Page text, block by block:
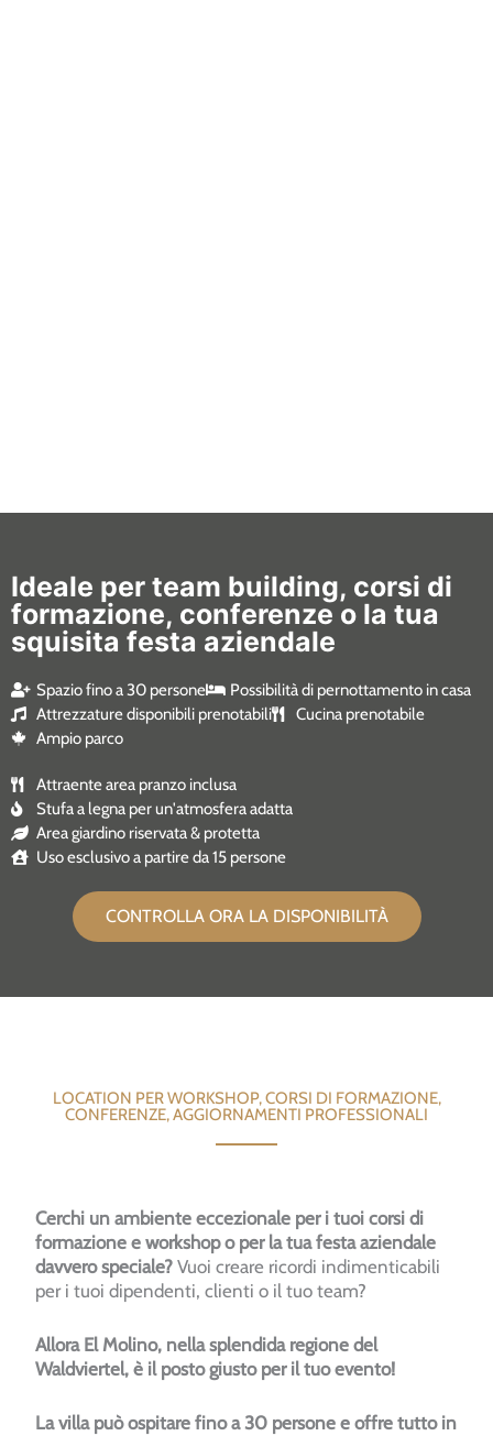
Ideale per team building, corsi di
formazione, conferenze o la tua
squisita festa aziendale
Spazio fino a 30 persone
Possibilità di pernottamento in casa
Attrezzature disponibili prenotabili
Cucina prenotabile
Ampio parco
Attraente area pranzo inclusa
Stufa a legna per un'atmosfera adatta
Area giardino riservata & protetta
Uso esclusivo a partire da 15 persone
CONTROLLA ORA LA DISPONIBILITÀ
LOCATION PER WORKSHOP, CORSI DI FORMAZIONE,
CONFERENZE, AGGIORNAMENTI PROFESSIONALI
Cerchi un ambiente eccezionale per i tuoi corsi di
formazione e workshop o per la tua festa aziendale
davvero speciale? Vuoi creare ricordi indimenticabili
per i tuoi dipendenti, clienti o il tuo team?
Allora El Molino, nella splendida regione del
Waldviertel, è il posto giusto per il tuo evento!
La villa può ospitare fino a 30 persone e offre tutto in